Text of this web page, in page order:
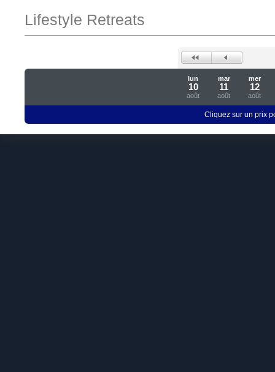
Lifestyle Retreats
lun
10
août
mar
11
août
mer
12
août
Cliquez sur un prix